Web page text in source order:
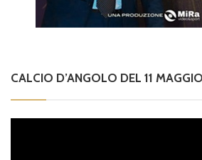
CALCIO D’ANGOLO DEL 11